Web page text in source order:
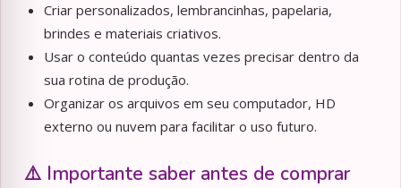
Criar personalizados, lembrancinhas, papelaria,
brindes e materiais criativos.
Usar o conteúdo quantas vezes precisar dentro da
sua rotina de produção.
Organizar os arquivos em seu computador, HD
externo ou nuvem para facilitar o uso futuro.
⚠️ Importante saber antes de comprar